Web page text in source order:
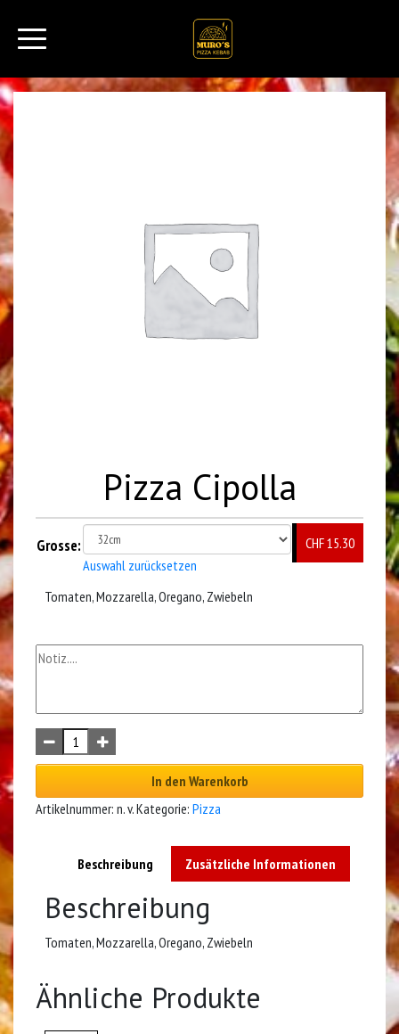
Pizza Cipolla
CHF 15.30
Tomaten, Mozzarella, Oregano, Zwiebeln
Grosse:
Auswahl zurücksetzen
In den Warenkorb
Artikelnummer: n. v.Kategorie: Pizza
Beschreibung Zusätzliche Informationen
Beschreibung
Tomaten, Mozzarella, Oregano, Zwiebeln
Ähnliche Produkte